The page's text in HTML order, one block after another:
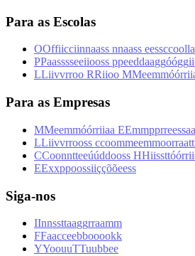
Para as Escolas
OOffiicciinnaass nnaass eessccoolla
PPaasssseeiiooss ppeeddaaggóóggii
LLiivvrroo RRiioo MMeemmóórrii
Para as Empresas
MMeemmóórriiaa EEmmpprreessaa
LLiivvrrooss ccoommeemmoorraatt
CCoonntteeúúddooss HHiissttóórrii
EExxppoossiiççõõeess
Siga-nos
IInnssttaaggrraamm
FFaacceebbooookk
YYoouuTTuubbee